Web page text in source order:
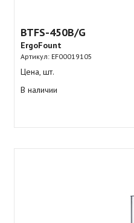
BTFS-450B/G
ErgoFount
Артикул: EF00019105
Цена, шт.
В наличии